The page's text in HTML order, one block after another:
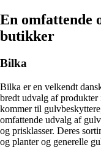
En omfattende
butikker
Bilka
Bilka er en velkendt
bredt udvalg af
kommer til
omfattende udvalg af
og prisklasser. Deres
og planter og generelle